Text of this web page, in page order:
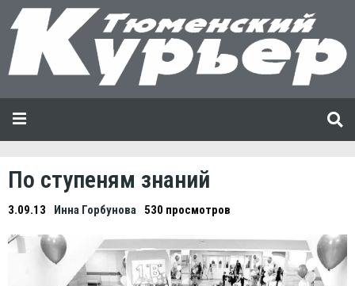
По ступеням знаний
3.09.13 Инна Горбунова 530 просмотров